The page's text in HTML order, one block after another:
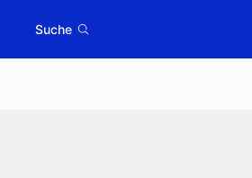
Suche